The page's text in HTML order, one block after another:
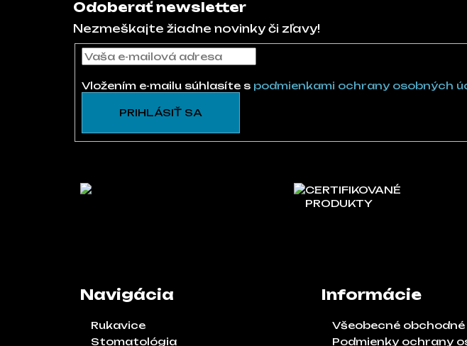
Odoberať newsletter
Nezmeškajte žiadne novinky či zľavy!
Vložením e-mailu súhlasíte s podmienkami ochrany osobných
PRIHLÁSIŤ SA
CERTIFIKOVANÉ
PRODUKTY
Navigácia
Rukavice
Stomatológia
Informácie
Všeobecné
Podmienky ochrany